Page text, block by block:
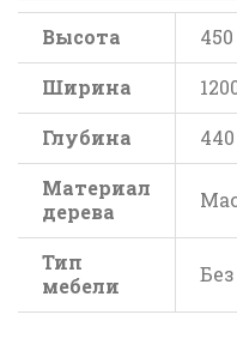
Высота
Ширина
Глубина
Материал
дерева
Тип
мебели